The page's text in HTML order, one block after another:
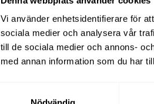
Vi använder enhetsidentifierare för
sociala medier och analysera vår
till de sociala medier och annons-
med annan information som du har
The
has